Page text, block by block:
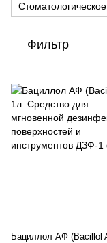
Фильтр
Бациллол АФ (Bacillol